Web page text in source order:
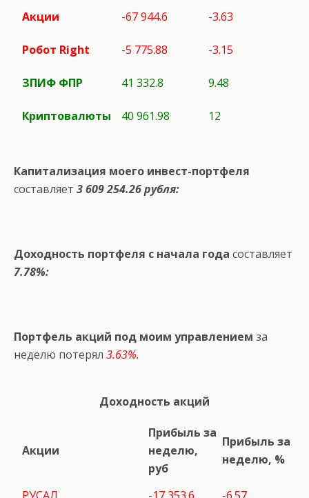
Акции -67 944.6 -3.63
Робот Right -5 775.88 -3.15
ЗПИФ ФПР 41 332.8 9.48
Криптовалюты 40 961.98 12
Капитализация моего инвест-портфеля
составляет 3 609 254.26 рубля:
Доходность портфеля с начала года составляет
7.78%:
Портфель акций под моим управлением за
неделю потерял 3.63%.
Доходность акций
Акции
Прибыль за
неделю,
руб
Прибыль за
неделю, %
РУСАЛ -17 353.6 -6.57